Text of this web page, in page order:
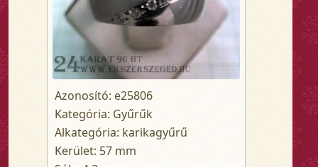
Azonosító: e25806
Kategória: Gyűrűk
Alkategória: karikagyűrű
Kerület: 57 mm